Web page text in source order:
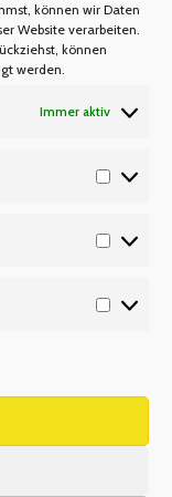
können wir Daten
Website verarbeiten.
können
werden.
Immer aktiv
1. Januar
im Alter
(§ 3
des